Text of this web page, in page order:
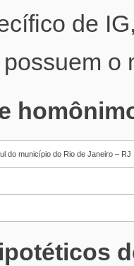
de
o
do município do Rio de Janeiro – RJ